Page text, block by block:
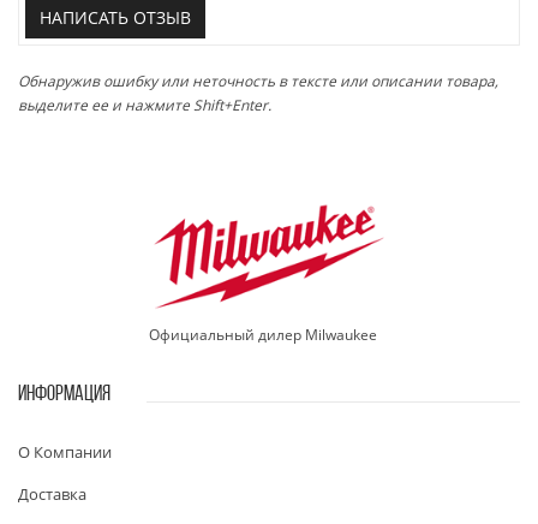
НАПИСАТЬ ОТЗЫВ
Обнаружив ошибку или неточность в тексте или описании товара,
выделите ее и нажмите Shift+Enter.
Официальный дилер Milwaukee
ИНФОРМАЦИЯ
О Компании
Доставка